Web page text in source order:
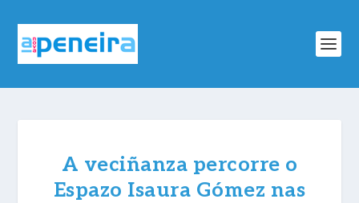
A veciñanza percorre o
Espazo Isaura Gómez nas